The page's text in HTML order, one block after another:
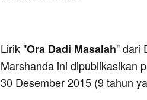
Lirik "Ora Dadi Masalah" dari
Marshanda ini dipublikasikan
30 Desember 2015 (9 tahun